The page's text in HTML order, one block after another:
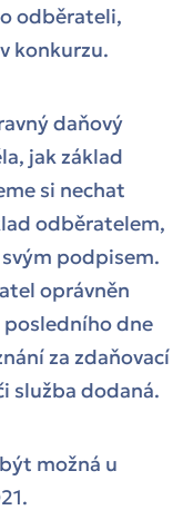
odběrateli,
konkurzu.
daňový
jak základ
si nechat
odběratelem,
podpisem.
oprávněn
dne
za zdaňovací
služba dodaná.
možná u